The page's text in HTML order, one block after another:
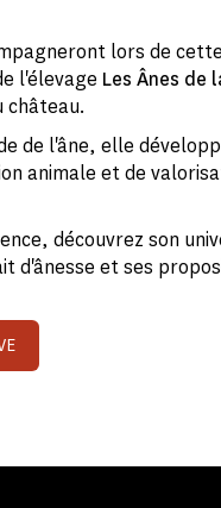
lors de
l'élevage Les Ânes de
château.
de l'âne, elle
animale et de
découvrez son
d'ânesse et ses